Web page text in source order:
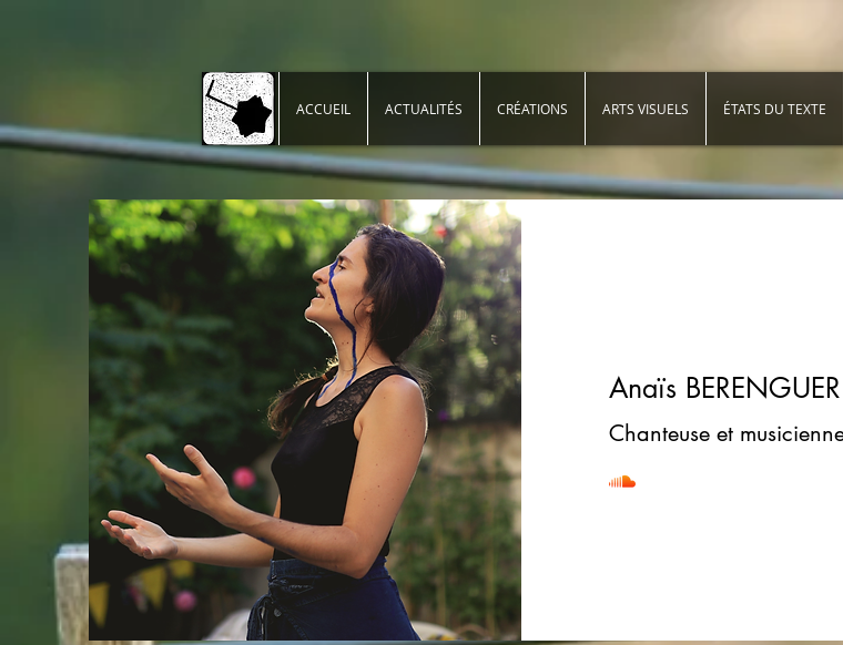
ACCUEIL ACTUALITÉS CRÉATIONS ARTS VISUELS ÉTATS DU TEXTE
Anaïs BERENGUER
Chanteuse et